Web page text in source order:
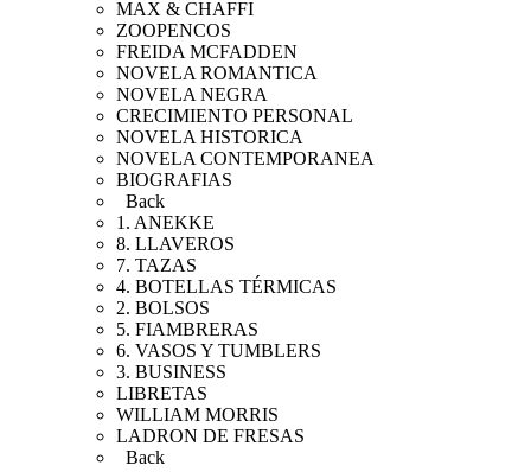
MAX & CHAFFI
ZOOPENCOS
FREIDA MCFADDEN
NOVELA ROMANTICA
NOVELA NEGRA
CRECIMIENTO PERSONAL
NOVELA HISTORICA
NOVELA CONTEMPORANEA
BIOGRAFIAS
Back
1. ANEKKE
8. LLAVEROS
7. TAZAS
4. BOTELLAS TÉRMICAS
2. BOLSOS
5. FIAMBRERAS
6. VASOS Y TUMBLERS
3. BUSINESS
LIBRETAS
WILLIAM MORRIS
LADRON DE FRESAS
Back